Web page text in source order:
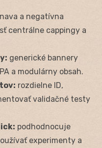
a negatívna
centrálne cappingy a
generické bannery
a modulárny obsah.
rozdielne ID,
validačné testy
podhodnocuje
experimenty a